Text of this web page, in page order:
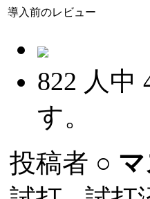
導入前のレビュー
822 人中
す。
投稿者 ○